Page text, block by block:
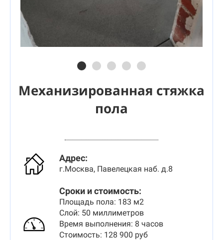
Механизированная стяжка
пола
Адрес:
г.Москва, Павелецкая наб. д.8
Сроки и стоимость:
Площадь пола: 183 м2
Слой: 50 миллиметров
Время выполнения: 8 часов
Стоимость: 128 900 руб